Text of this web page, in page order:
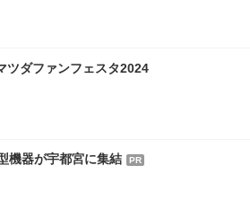
ツダファンフェスタ2024
機器が宇都宮に集結 PR